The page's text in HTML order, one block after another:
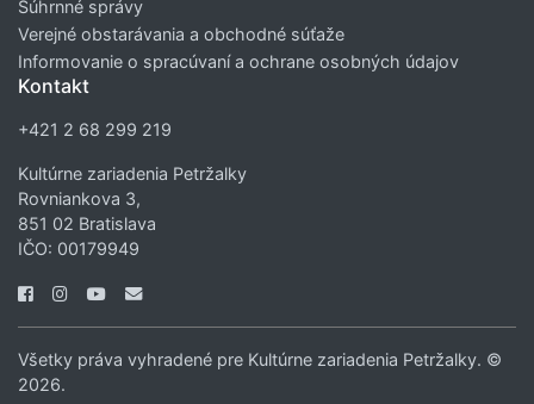
Súhrnné správy
Verejné obstarávania a obchodné súťaže
Informovanie o spracúvaní a ochrane osobných údajov
Kontakt
+421 2 68 299 219
Kultúrne zariadenia Petržalky
Rovniankova 3,
851 02 Bratislava
IČO: 00179949
Všetky práva vyhradené pre Kultúrne zariadenia Petržalky. ©
2026.